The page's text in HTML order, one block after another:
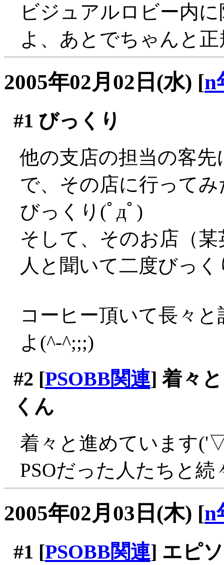
ビジュアルロビー内
よ、あとでちゃんと
2005年02月02日(水) [n
#1 びっくり
他の支店の担当の客
で、その店に行って
びっくり(ﾟдﾟ)
そして、そのお店（
人と聞いて二度びっ
コーヒー頂いて長々
よ(^-^;;;)
#2 [PSOBB関連] 着々
くん
着々と進めています
PSOだった人たちと
2005年02月03日(木) [n
#1 [PSOBB関連] エピ